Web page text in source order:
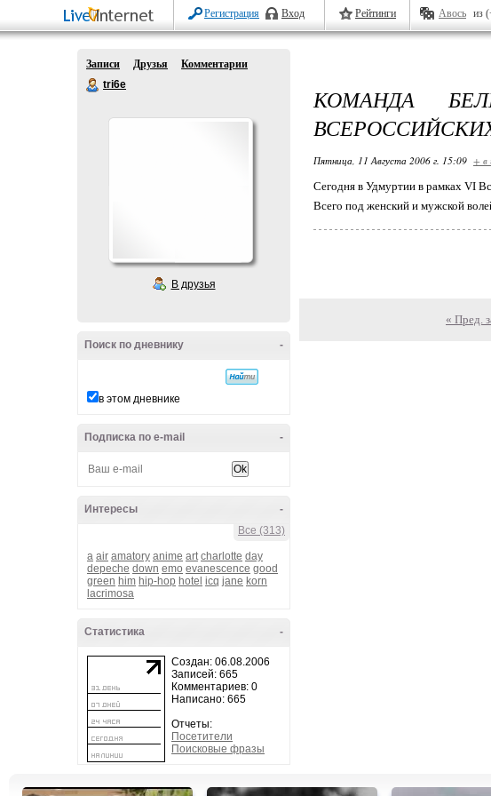
Регистрация Вход Рейтинги Авось из
Записи Друзья
Комментарии
tri6e
В друзья
-
Поиск по дневнику
в этом дневнике
-
Подписка по e-mail
-
Интересы
Все (313)
a air amatory anime art charlotte day
depeche down emo evanescence good
green him hip-hop hotel icq jane korn
lacrimosa
-
Статистика
Создан: 06.08.2006
Записей: 665
Комментариев: 0
Написано: 665
Отчеты:
Посетители
Поисковые фразы
КОМАНДА
Пятница, 11 Августа 2006 г. 15:09 + в
Сегодня в Удмуртии в рамках VI
Всего под женский и мужской
« Пред.